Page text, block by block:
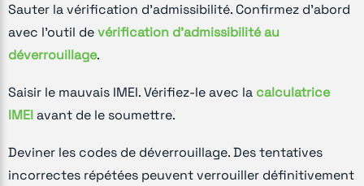
Sauter la vérification d'admissibilité. Confirmez d'abord
avec l'outil devérification d'admissibilité au
déverrouillage.
Saisir le mauvais IMEI. Vérifiez-le avec la calculatrice
IMEIavant de le soumettre.
Deviner les codes de déverrouillage. Des tentatives
incorrectes répétées peuvent verrouiller définitivement